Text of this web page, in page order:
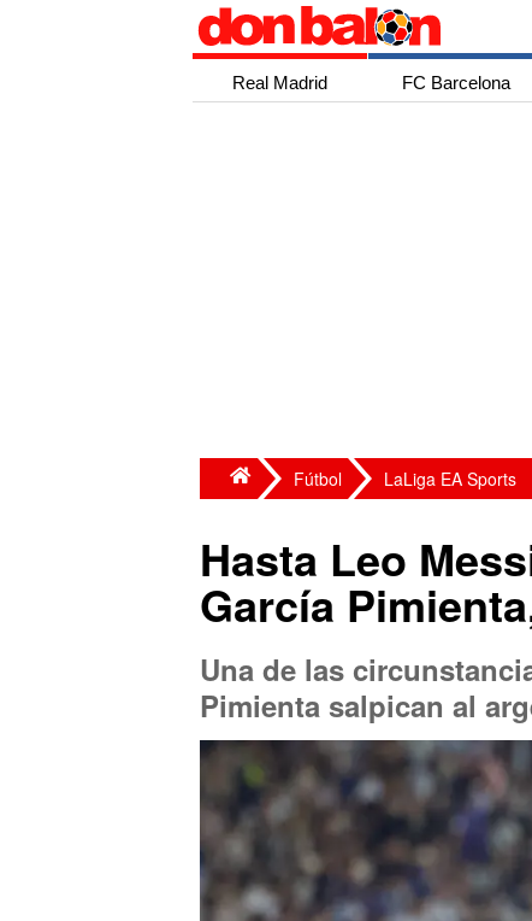
Real Madrid FC Barcelona
Fútbol LaLiga EA Sports
Hasta Leo
García
Una de las
Pimienta salpican al